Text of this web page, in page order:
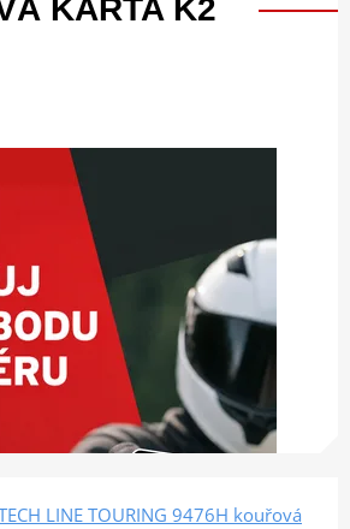
KARTA K2
LINE TOURING 9476H kouřová